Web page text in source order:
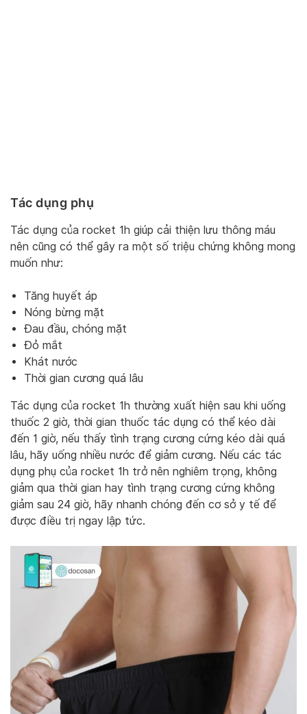
Tác dụng phụ
Tác dụng của rocket 1h giúp cải thiện lưu thông máu
nên cũng có thể gây ra một số triệu chứng không mong
muốn như:
Tăng huyết áp
Nóng bừng mặt
Đau đầu, chóng mặt
Đỏ mắt
Khát nước
Thời gian cương quá lâu
Tác dụng của rocket 1h thường xuất hiện sau khi uống
thuốc 2 giờ, thời gian thuốc tác dụng có thể kéo dài
đến 1 giờ, nếu thấy tình trạng cương cứng kéo dài quá
lâu, hãy uống nhiều nước để giảm cương. Nếu các tác
dụng phụ của rocket 1h trở nên nghiêm trọng, không
giảm qua thời gian hay tình trạng cương cứng không
giảm sau 24 giờ, hãy nhanh chóng đến cơ sở y tế để
được điều trị ngay lập tức.